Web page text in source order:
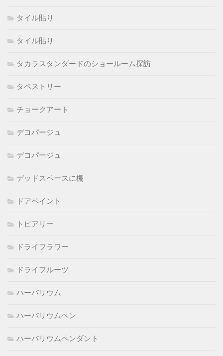
タイル貼り
タイル貼り
タカラスタンダードのショールーム探訪
タペストリー
チョークアート
デコパージュ
デコパージュ
デッドスペースに棚
ドアペイント
トピアリー
ドライフラワー
ドライフルーツ
ハーバリウム
ハーバリウムペン
ハーバリウムペンダント